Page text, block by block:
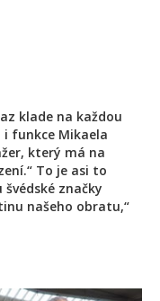
klade na každou
i funkce Mikaela
který má na
To je asi to
značky
našeho obratu,“